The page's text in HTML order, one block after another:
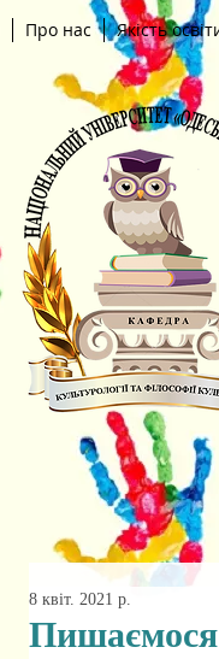
Про нас Якість
8 квіт. 2021 р.